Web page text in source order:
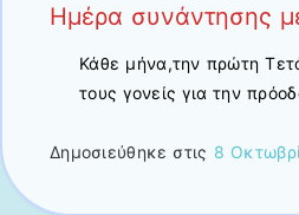
Ημέρα συνάντησης
Κάθε μήνα,την πρώτη
τους γονείς για την
Δημοσιεύθηκε στις 8